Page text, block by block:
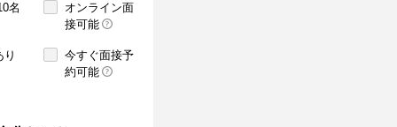
名
オンライン面
接可能
り
今すぐ面接予
約可能